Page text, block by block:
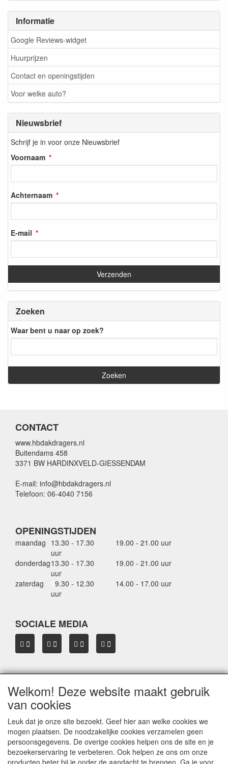
Informatie
Google Reviews-widget
Huurprijzen
Contact en openingstijden
Voor welke auto?
Nieuwsbrief
Schrijf je in voor onze Nieuwsbrief
Voornaam
Achternaam
E-mail
Zoeken
Waar bent u naar op zoek?
CONTACT
www.hbdakdragers.nl
Buitendams 458
3371 BW HARDINXVELD-GIESSENDAM
E-mail: info@hbdakdragers.nl
Telefoon: 06-4040 7156
OPENINGSTIJDEN
maandag 13.30 - 17.30
uur
19.00 - 21.00 uur
donderdag13.30 - 17.30
uur
19.00 - 21.00 uur
zaterdag
9.30 - 12.30
uur
14.00 - 17.00 uur
SOCIALE MEDIA
OVER HBDAKDRAGERS.NL
Dakkoffer verhuur Hardinxveld-Giessendam
Verkoop dakkoffers en skiboxen
Onze merken
Herroepingslink aanvragen
Welkom! Deze website maakt gebruik
van cookies
Leuk dat je onze site bezoekt. Geef hier aan welke cookies we
mogen plaatsen. De noodzakelijke cookies verzamelen geen
persoonsgegevens. De overige cookies helpen ons de site en je
bezoekerservaring te verbeteren. Ook helpen ze ons om onze
producten beter bij je onder de aandacht te brengen. Ga je voor